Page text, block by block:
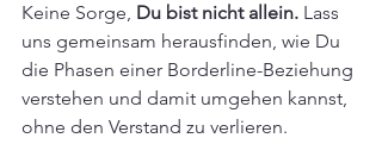
Keine Sorge, Du bist nicht allein. Lass
uns gemeinsam herausfinden, wie Du
die Phasen einer Borderline-Beziehung
verstehen und damit umgehen kannst,
ohne den Verstand zu verlieren.